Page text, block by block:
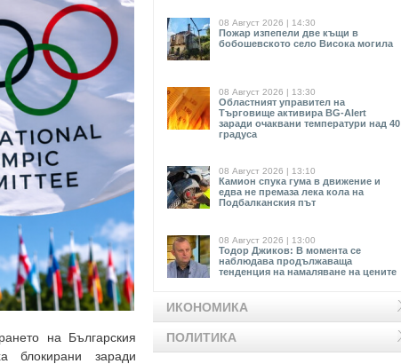
на Българския
блокирани заради
08 Август 2026 | 14:30
Пожар изпепели две къщи в
бобошевското село Висока могила
08 Август 2026 | 13:30
Областният управител на
Търговище активира BG-Alert
заради очаквани температури над 40
градуса
08 Август 2026 | 13:10
Камион спука гума в движение и
едва не премаза лека кола на
Подбалканския път
08 Август 2026 | 13:00
Тодор Джиков: В момента се
наблюдава продължаваща
тенденция на намаляване на цените
ИКОНОМИКА
ПОЛИТИКА